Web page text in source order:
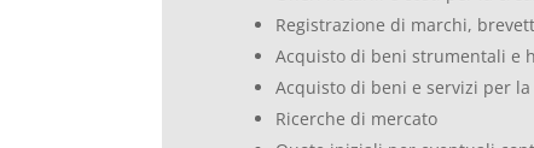
Registrazione di marchi,
Acquisto di beni strumentali e
Acquisto di beni e servizi per
Ricerche di mercato